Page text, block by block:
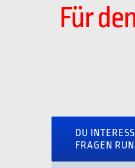
Für
DU
FRAGEN